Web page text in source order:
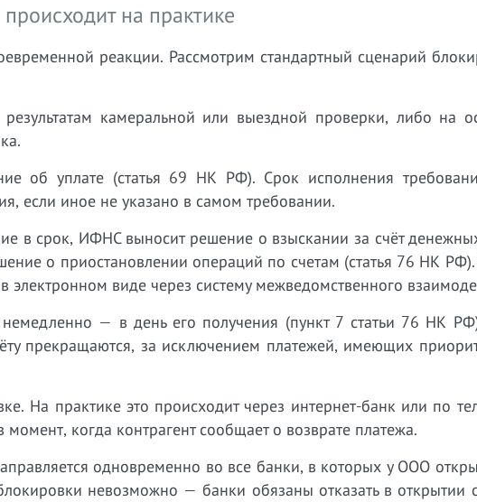
на практике
реакции. Рассмотрим стандартный сценарий
камеральной или выездной проверки, либо на
об уплате (статья 69 НК РФ). Срок исполнения
если иное не указано в самом требовании.
в срок, ИФНС выносит решение о взыскании за счёт
о приостановлении операций по счетам (статья 76 НК
электронном виде через систему межведомственного
— в день его получения (пункт 7 статьи 76 НК
прекращаются, за исключением платежей, имеющих
На практике это происходит через интернет-банк или по
когда контрагент сообщает о возврате платежа.
одновременно во все банки, в которых у ООО
невозможно — банки обязаны отказать в открытии